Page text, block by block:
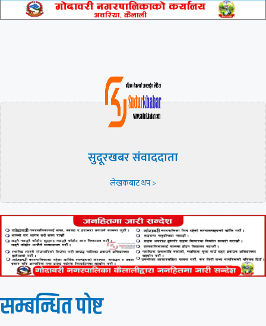
सुदूरखबर संवाददाता
लेखकबाट थप >
सम्बन्धित पाेष्ट